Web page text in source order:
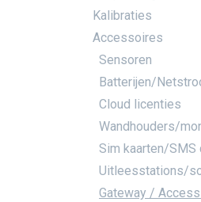
Kalibraties
Accessoires
Sensoren
Batterijen/
Cloud licenties
Wandhouders/
Sim kaarten/SMS
Uitleesstations/
Gateway /